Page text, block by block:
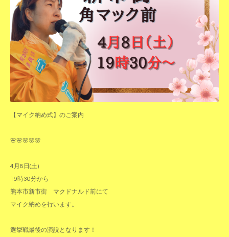
【マイク納め式】のご案内
🌸🌸🌸🌸🌸
4月8日(土)
19時30分から
熊本市新市街 マクドナルド前にて
マイク納めを行います。
選挙戦最後の演説となります！